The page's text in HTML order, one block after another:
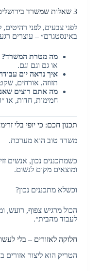
3 שאלות שמשרד בירושלים חייב לענות עליהן
לפני צבעים, לפני רהיטים,
באינסטגרם״ – עוצרים
מה מטרת המשרד?
או גם וגם וגם.
איך נראה יום
תזוזה, אורחים,
מה אתם רוצים
חמימות, חדות, או
תכנון חכם: כי יופי בלי
משרד טוב הוא מערכת.
כשמתכננים נכון, אנשים
ומוצאים מקום לנשום.
וכשלא מתכננים נכון?
הכול מרגיש צפוף, רועש,
לעבוד מהבית״.
חלוקה לאזורים – בלי
הטריק הוא ליצור